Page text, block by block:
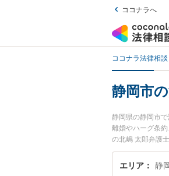
ココナラへ
ココナラ法律相談
静岡市
静岡県の静岡市
離婚やハーグ条
の北嶋 太郎弁護
相談したい』『
士に相談予約し
エリア 静